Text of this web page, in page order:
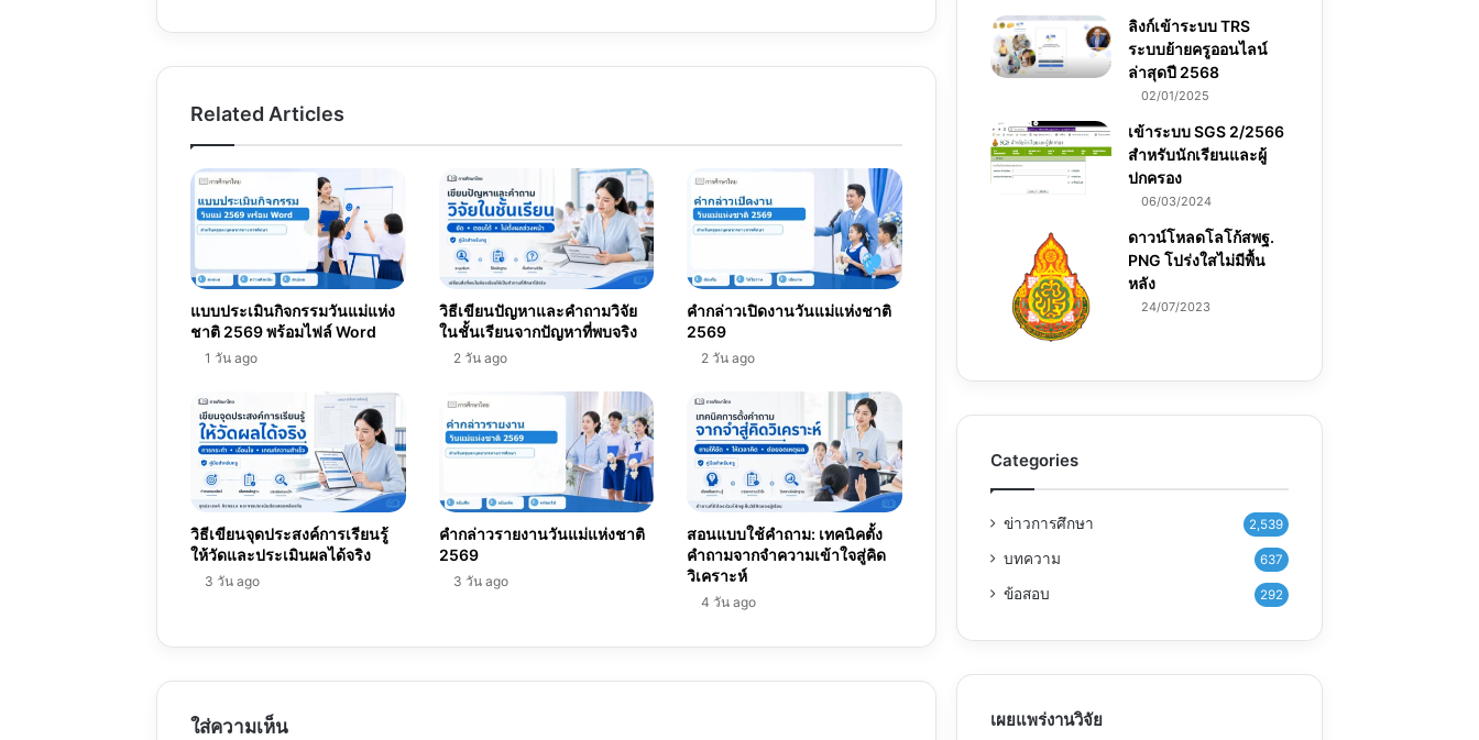
1
ปี
พ.ศ.
แบบ
กิจกรรม
เรียน
ปี
2567
Related Articles
แบบประเมินกิจกรรมวันแม่แห่ง
ชาติ 2569 พร้อมไฟล์ Word
1 วัน ago
วิธีเขียนปัญหาและคำถามวิจัย
ในชั้นเรียนจากปัญหาที่พบจริง
2 วัน ago
คำกล่าวเปิดงานวันแม่แห่งชาติ
2569
2 วัน ago
วิธีเขียนจุดประสงค์การเรียนรู้
ให้วัดและประเมินผลได้จริง
3 วัน ago
คำกล่าวรายงานวันแม่แห่งชาติ
2569
3 วัน ago
สอนแบบใช้คำถาม: เทคนิคตั้ง
คำถามจากจำความเข้าใจสู่คิด
วิเคราะห์
4 วัน ago
ใส่ความเห็น
ลิงก์เข้าระบบ TRS
ระบบย้ายครูออนไลน์
ล่าสุดปี 2568
02/01/2025
เข้าระบบ SGS 2/2566
สำหรับนักเรียนและผู้
ปกครอง
06/03/2024
ดาวน์โหลดโลโก้สพฐ.
PNG โปร่งใสไม่มีพื้น
หลัง
24/07/2023
Categories
ข่าวการศึกษา 2,539
บทความ 637
ข้อสอบ 292
เผยแพร่งานวิจัย